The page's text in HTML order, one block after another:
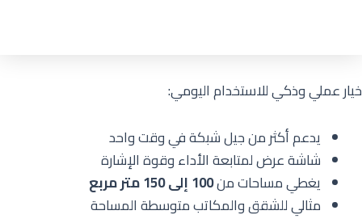
خيار عملي وذكي للاستخدام اليومي:
يدعم أكثر من جيل شبكة في وقت واحد
شاشة عرض لمتابعة الأداء وقوة الإشارة
يغطي مساحات من100 إلى 150 متر مربع
مثالي للشقق والمكاتب متوسطة المساحة